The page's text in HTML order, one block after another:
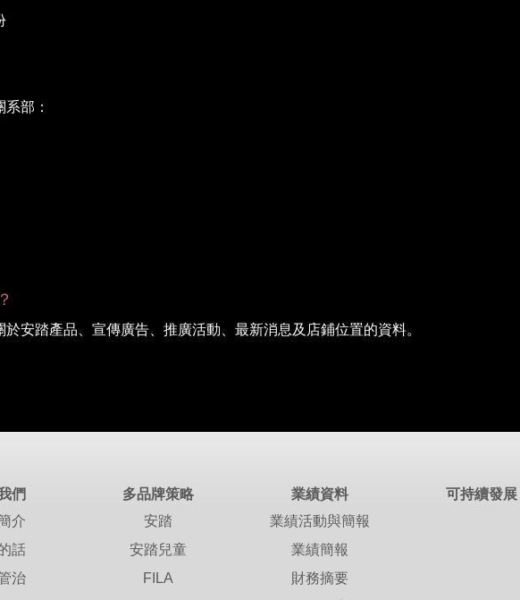
部：
於安踏產品、宣傳廣告、推廣活動、最新消息及店鋪位置的資料。
們
介
話
治
多品牌策略
安踏
安踏兒童
FILA
業績資料
業績活動與簡報
業績簡報
財務摘要
可持續發展